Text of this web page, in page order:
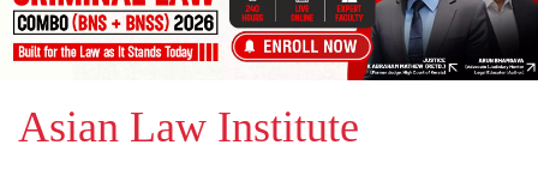
Asian Law Institute